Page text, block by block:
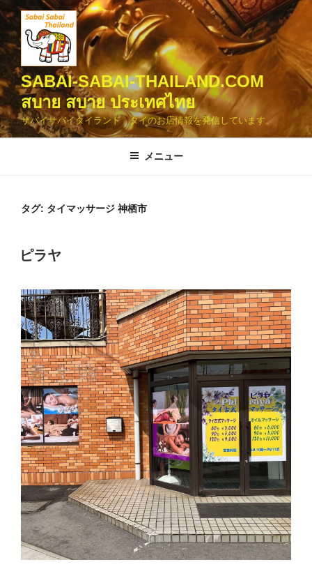
コ
ン
テ
ン
ツ
へ
ス
キ
ッ
SABAI-SABAI-THAILAND.COM
สบาย สบาย ประเทศไทย
サバイサバイタイランド タイのお店情報を発信しています。
メニュー
タグ: タイマッサージ 神栖市
投
稿
ピラヤ